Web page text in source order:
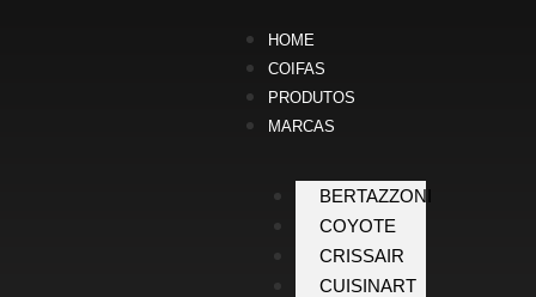
HOME
COIFAS
PRODUTOS
MARCAS
BERTAZZONI
COYOTE
CRISSAIR
CUISINART